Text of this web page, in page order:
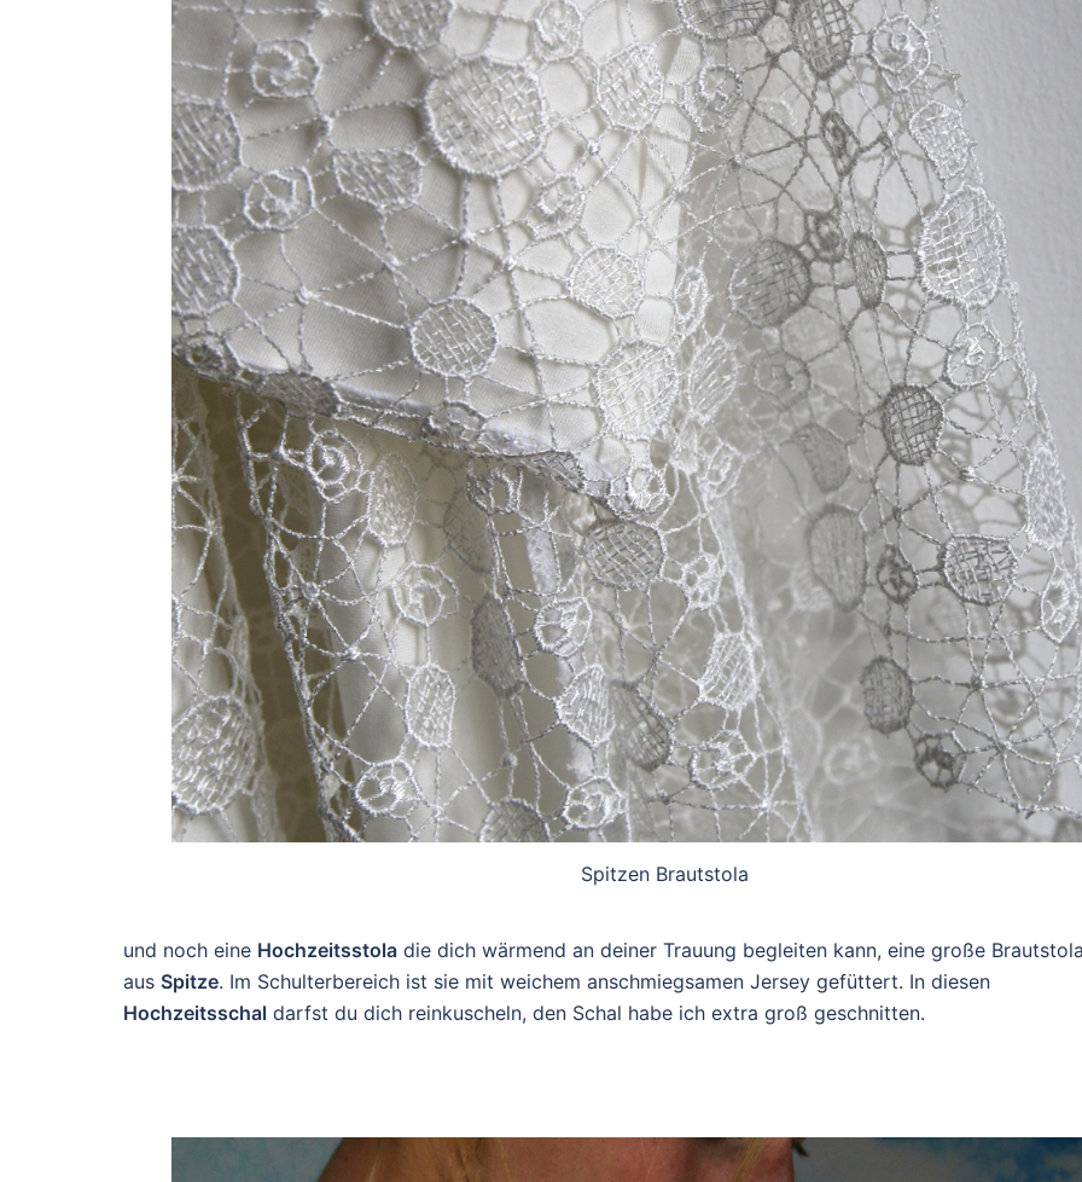
Spitzen Brautstola
und noch eine Hochzeitsstola die dich wärmend an deiner Trauung begleiten kann, eine große
aus Spitze. Im Schulterbereich ist sie mit weichem anschmiegsamen Jersey gefüttert. In diesen
Hochzeitsschal darfst du dich reinkuscheln, den Schal habe ich extra groß geschnitten.